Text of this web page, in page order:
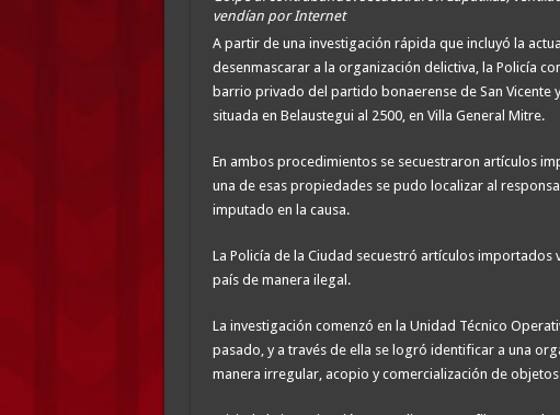
vendían por Internet
A partir de una investigación rápida que incluyó la
desenmascarar a la organización delictiva, la Policía
barrio privado del partido bonaerense de San
situada en Belaustegui al 2500, en Villa General Mitre.
En ambos procedimientos se secuestraron artículos
una de esas propiedades se pudo localizar al
imputado en la causa.
La Policía de la Ciudad secuestró artículos importados
país de manera ilegal.
La investigación comenzó en la Unidad Técnico
pasado, y a través de ella se logró identificar a una
manera irregular, acopio y comercialización de